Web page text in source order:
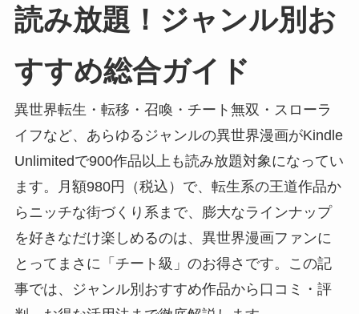
読み放題！ジャンル別お
すすめ総合ガイド
異世界転生・転移・召喚・チート無双・スローラ
イフなど、あらゆるジャンルの異世界漫画がKindle
Unlimitedで900作品以上も読み放題対象になってい
ます。月額980円（税込）で、転生系の王道作品か
らニッチな街づくり系まで、膨大なラインナップ
を好きなだけ楽しめるのは、異世界漫画ファンに
とってまさに「チート級」のお得さです。この記
事では、ジャンル別おすすめ作品から口コミ・評